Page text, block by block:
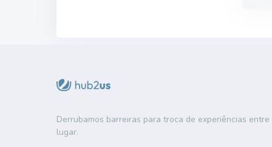
Derrubamos barreiras para troca de experiências
lugar.